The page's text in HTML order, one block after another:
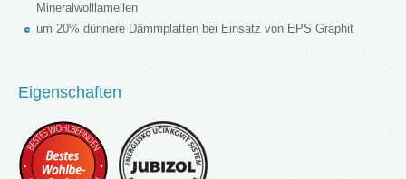
Mineralwolllamellen
um 20% dünnere Dämmplatten bei Einsatz von EPS Graphit
Eigenschaften